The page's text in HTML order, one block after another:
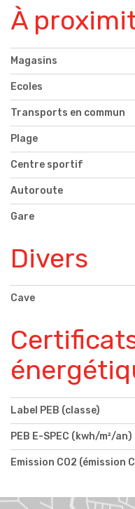
À
Magasins
Ecoles
Transports en commun
Plage
Centre sportif
Autoroute
Gare
Divers
Cave
Label PEB (classe)
PEB E-SPEC (kwh/m²/an)
Emission CO2 (émission